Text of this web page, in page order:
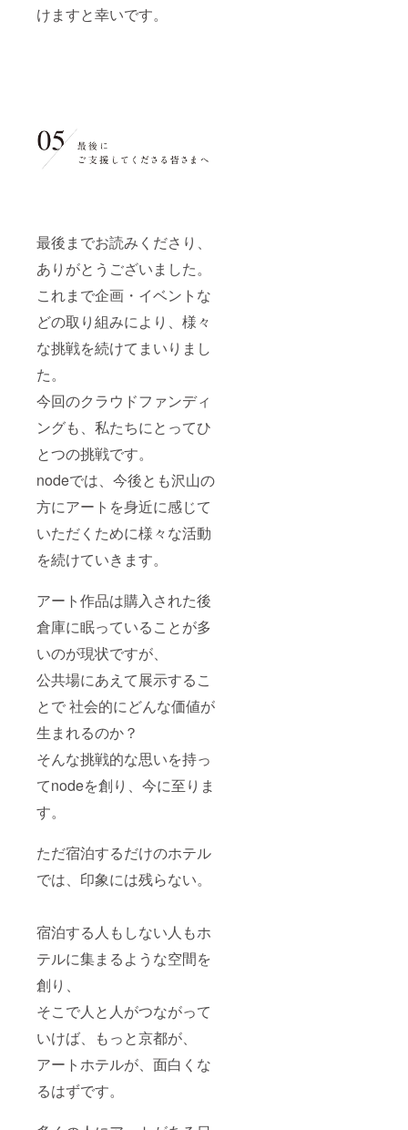
けますと幸いです。
最後までお読みくださり、
ありがとうございました。
これまで企画・イベントな
どの取り組みにより、様々
な挑戦を続けてまいりまし
た。
今回のクラウドファンディ
ングも、私たちにとってひ
とつの挑戦です。
nodeでは、今後とも沢山の
方にアートを身近に感じて
いただくために様々な活動
を続けていきます。
アート作品は購入された後
倉庫に眠っていることが多
いのが現状ですが、
公共場にあえて展示するこ
とで 社会的にどんな価値が
生まれるのか？
そんな挑戦的な思いを持っ
てnodeを創り、今に至りま
す。
ただ宿泊するだけのホテル
では、印象には残らない。
宿泊する人もしない人もホ
テルに集まるような空間を
創り、
そこで人と人がつながって
いけば、もっと京都が、
アートホテルが、面白くな
るはずです。